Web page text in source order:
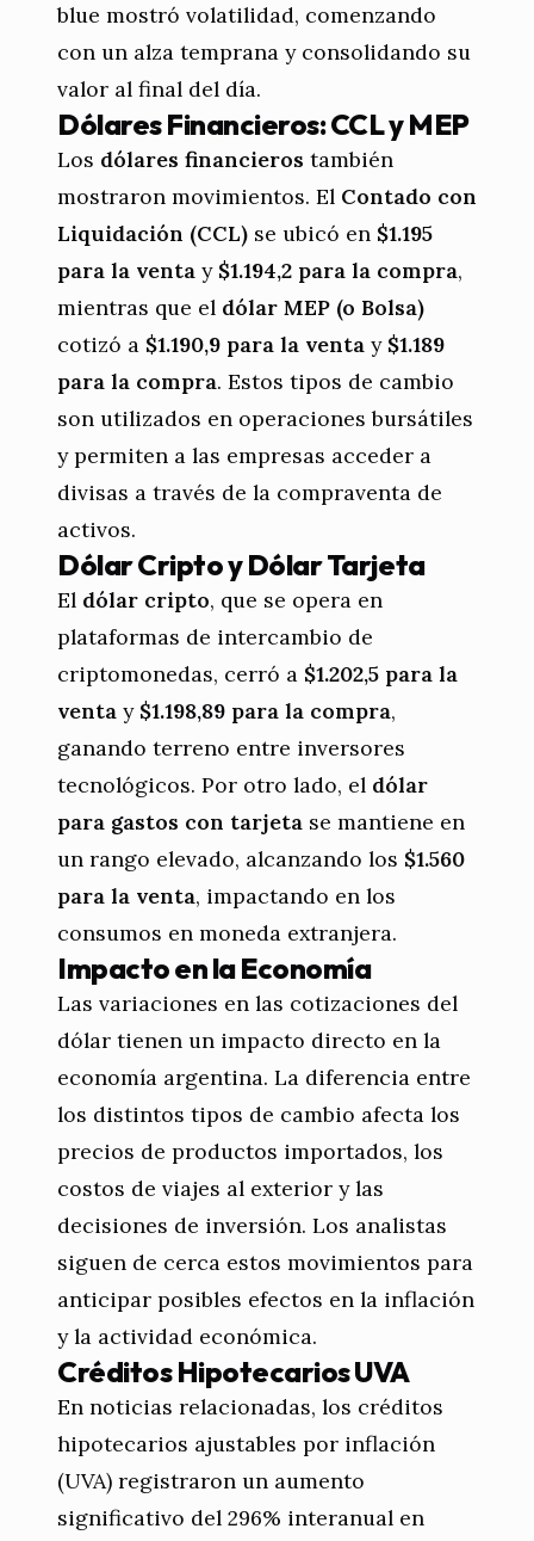
blue mostró volatilidad, comenzando
con un alza temprana y consolidando su
valor al final del día.
Dólares Financieros: CCL y MEP
Los dólares financieros también
mostraron movimientos. El Contado con
Liquidación (CCL) se ubicó en $1.195
para la venta y $1.194,2 para la compra,
mientras que el dólar MEP (o Bolsa)
cotizó a $1.190,9 para la venta y $1.189
para la compra. Estos tipos de cambio
son utilizados en operaciones bursátiles
y permiten a las empresas acceder a
divisas a través de la compraventa de
activos.
Dólar Cripto y Dólar Tarjeta
El dólar cripto, que se opera en
plataformas de intercambio de
criptomonedas, cerró a $1.202,5 para la
venta y $1.198,89 para la compra,
ganando terreno entre inversores
tecnológicos. Por otro lado, el dólar
para gastos con tarjeta se mantiene en
un rango elevado, alcanzando los $1.560
para la venta, impactando en los
consumos en moneda extranjera.
Impacto en la Economía
Las variaciones en las cotizaciones del
dólar tienen un impacto directo en la
economía argentina. La diferencia entre
los distintos tipos de cambio afecta los
precios de productos importados, los
costos de viajes al exterior y las
decisiones de inversión. Los analistas
siguen de cerca estos movimientos para
anticipar posibles efectos en la inflación
y la actividad económica.
Créditos Hipotecarios UVA
En noticias relacionadas, los créditos
hipotecarios ajustables por inflación
(UVA) registraron un aumento
significativo del 296% interanual en